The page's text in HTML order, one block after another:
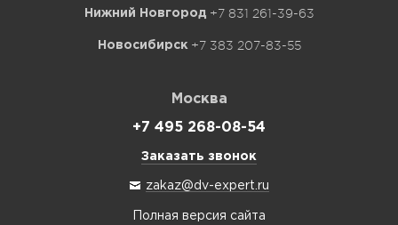
Нижний Новгород +7 831 261-39-63
Новосибирск +7 383 207-83-55
Москва
+7 495 268-08-54
Заказать звонок
zakaz@dv-expert.ru
Полная версия сайта